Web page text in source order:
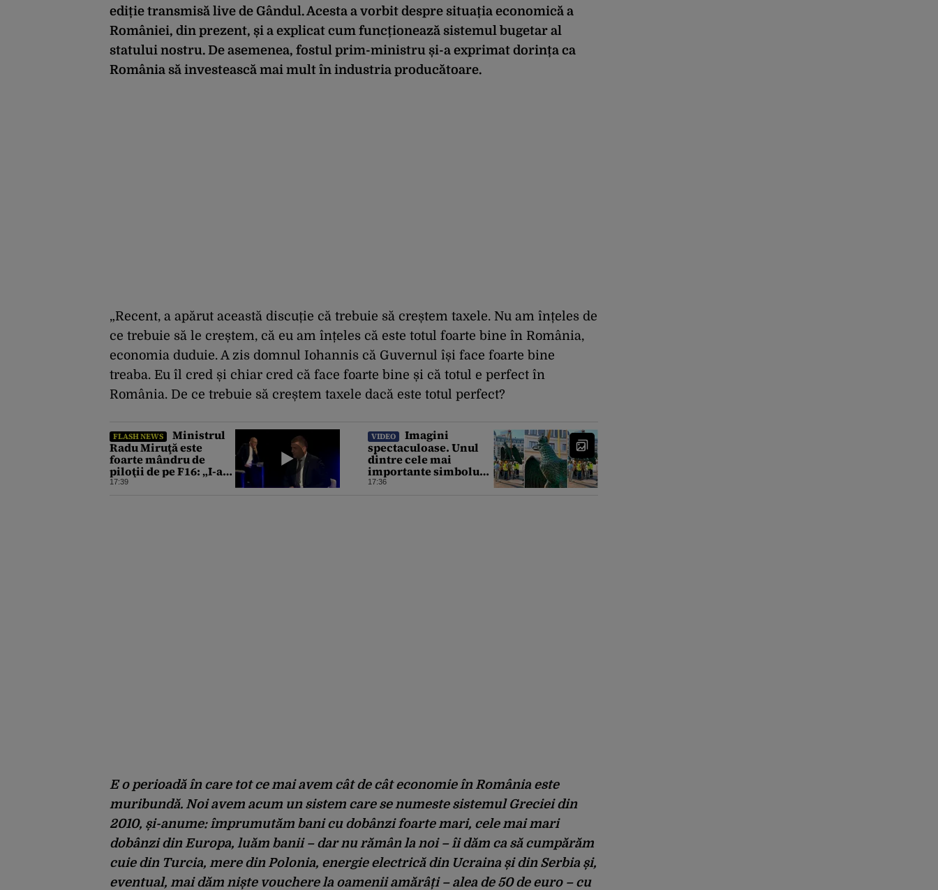
ediție transmisă live de Gândul. Acesta a vorbit despre situația economică a
României, din prezent, și a explicat cum funcționează sistemul bugetar al
statului nostru. De asemenea, fostul prim-ministru și-a exprimat dorința ca
România să investească mai mult în industria producătoare.
„Recent, a apărut această discuție că trebuie să creștem taxele. Nu am înțeles de
ce trebuie să le creștem, că eu am înțeles că este totul foarte bine în România,
economia duduie. A zis domnul Iohannis că Guvernul își face foarte bine
treaba. Eu îl cred și chiar cred că face foarte bine și că totul e perfect în
România. De ce trebuie să creștem taxele dacă este totul perfect?
FLASH NEWS
Ministrul
Radu Miruţă este
foarte mândru de
piloţii de pe F16: „I-am
simţit foarte
17:39
VIDEO
Imagini
spectaculoase. Unul
dintre cele mai
importante simboluri
ale Bucureștiului este
17:36
E o perioadă în care tot ce mai avem cât de cât economie în România este
muribundă. Noi avem acum un sistem care se numeste sistemul Greciei din
2010, și-anume: împrumutăm bani cu dobânzi foarte mari, cele mai mari
dobânzi din Europa, luăm banii – dar nu rămân la noi – îi dăm ca să cumpărăm
cuie din Turcia, mere din Polonia, energie electrică din Ucraina și din Serbia și,
eventual, mai dăm niște vouchere la oamenii amărâți – alea de 50 de euro – cu